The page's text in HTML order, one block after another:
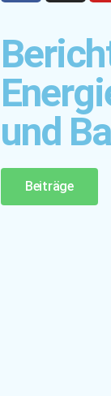
und
Beiträge